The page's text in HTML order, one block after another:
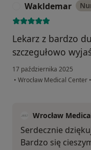
Wakldemar
Lekarz z bardzo
szczegułowo
17 października 2025
• Wrocław Medical Center •
Wrocław
Serdecznie
Bardzo się